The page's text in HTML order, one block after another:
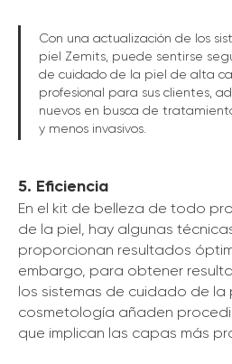
Con una actualización de los
piel Zemits, puede sentirse
de cuidado de la piel de alta
profesional para sus clientes,
nuevos en busca de
y menos invasivos.
5. Eficiencia
En el kit de belleza de todo
de la piel, hay algunas
proporcionan resultados
embargo, para obtener
los sistemas de cuidado de la
cosmetología añaden
que implican las capas más